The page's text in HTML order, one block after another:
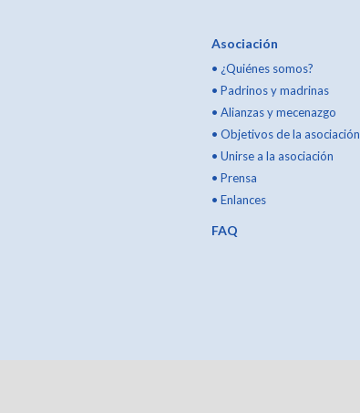
Asociación
• ¿Quiénes somos?
• Padrinos y madrinas
• Alianzas y mecenazgo
• Objetivos de la asociación
• Unirse a la asociación
• Prensa
• Enlances
FAQ